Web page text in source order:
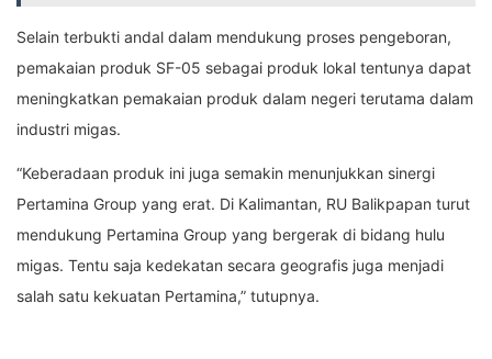
Selain terbukti andal dalam mendukung proses pengeboran,
pemakaian produk SF-05 sebagai produk lokal tentunya dapat
meningkatkan pemakaian produk dalam negeri terutama dalam
industri migas.
“Keberadaan produk ini juga semakin menunjukkan sinergi
Pertamina Group yang erat. Di Kalimantan, RU Balikpapan turut
mendukung Pertamina Group yang bergerak di bidang hulu
migas. Tentu saja kedekatan secara geografis juga menjadi
salah satu kekuatan Pertamina,” tutupnya.